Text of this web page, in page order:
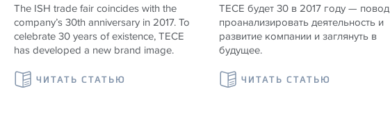
The ISH trade fair coincides with the
company’s 30th anniversary in 2017. To
celebrate 30 years of existence, TECE
has developed a new brand image.
ЧИТАТЬ СТАТЬЮ
TECE будет 30 в 2017 году — повод
проанализировать деятельность и
развитие компании и заглянуть в
будущее.
ЧИТАТЬ СТАТЬЮ